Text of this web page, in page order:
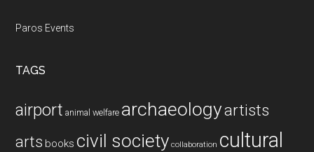
Paros Events
TAGS
airport animal welfare archaeologyartists
arts books civil society collaboration cultural